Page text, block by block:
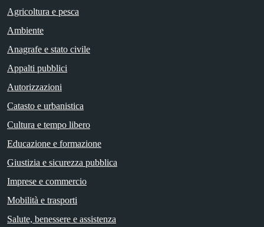
Agricoltura e pesca
Ambiente
Anagrafe e stato civile
Appalti pubblici
Autorizzazioni
Catasto e urbanistica
Cultura e tempo libero
Educazione e formazione
Giustizia e sicurezza pubblica
Imprese e commercio
Mobilità e trasporti
Salute, benessere e assistenza